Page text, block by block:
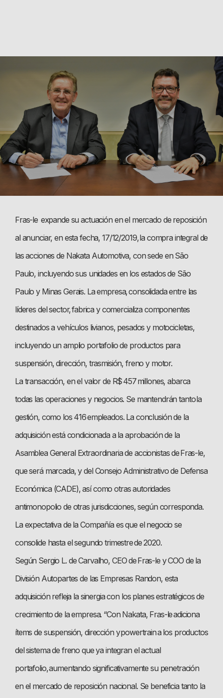
Fras-le expande su actuación en el mercado de reposición
al anunciar, en esta fecha, 17/12/2019, la compra integral de
las acciones de Nakata Automotiva, con sede en São
Paulo, incluyendo sus unidades en los estados de São
Paulo y Minas Gerais. La empresa, consolidada entre las
líderes del sector, fabrica y comercializa componentes
destinados a vehículos livianos, pesados y motocicletas,
incluyendo un amplio portafolio de productos para
suspensión, dirección, trasmisión, freno y motor.
La transacción, en el valor de R$ 457 millones, abarca
todas las operaciones y negocios. Se mantendrán tanto la
gestión, como los 416 empleados. La conclusión de la
adquisición está condicionada a la aprobación de la
Asamblea General Extraordinaria de accionistas de Fras-le,
que será marcada, y del Consejo Administrativo de Defensa
Económica (CADE), así como otras autoridades
antimonopolio de otras jurisdicciones, según corresponda.
La expectativa de la Compañía es que el negocio se
consolide hasta el segundo trimestre de 2020.
Según Sergio L. de Carvalho, CEO de Fras-le y COO de la
División Autopartes de las Empresas Randon, esta
adquisición refleja la sinergia con los planes estratégicos de
crecimiento de la empresa. “Con Nakata, Fras-le adiciona
ítems de suspensión, dirección y powertrain a los productos
del sistema de freno que ya integran el actual
portafolio, aumentando significativamente su penetración
en el mercado de reposición nacional. Se beneficia tanto la